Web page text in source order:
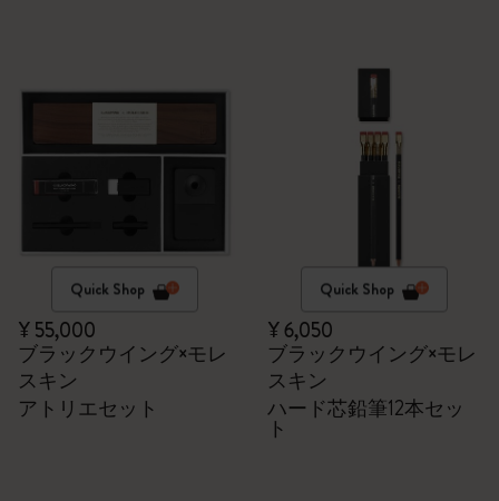
Quick Shop
¥ 55,000
ブラックウイング×モレ
スキン
アトリエセット
Quick Shop
¥ 6,050
ブラックウイング×モレ
スキン
ハード芯鉛筆12本セッ
ト